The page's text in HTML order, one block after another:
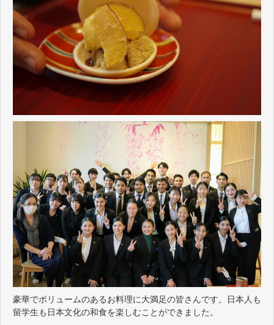
豪華でボリュームのあるお料理に大満足の皆さんです。日本人も
留学生も日本文化の和食を楽しむことができました。